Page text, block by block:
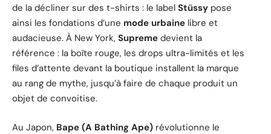
de la décliner sur des t-shirts : le label Stüssy pose
ainsi les fondations d’une mode urbaine libre et
audacieuse. À New York, Supreme devient la
référence : la boîte rouge, les drops ultra-limités et les
files d’attente devant la boutique installent la marque
au rang de mythe, jusqu’à faire de chaque produit un
objet de convoitise.
Au Japon, Bape (A Bathing Ape) révolutionne le